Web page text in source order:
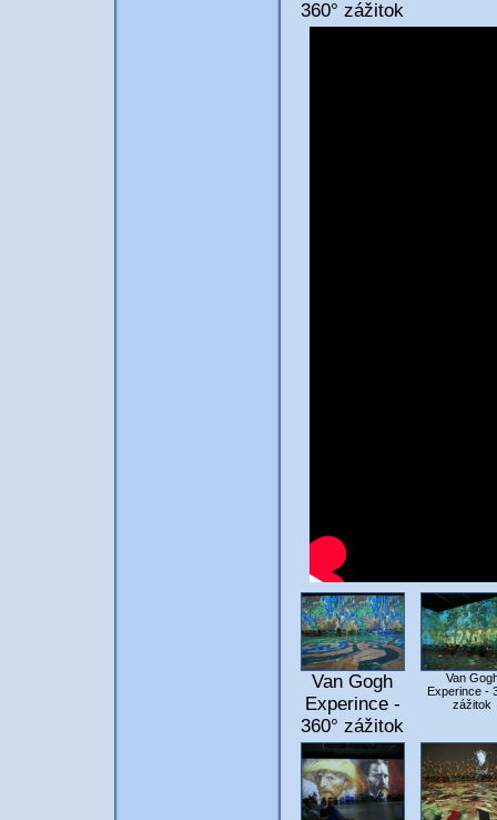
360° zážitok
Van Gogh
Experince -
360° zážitok
Van
Experince -
zážitok